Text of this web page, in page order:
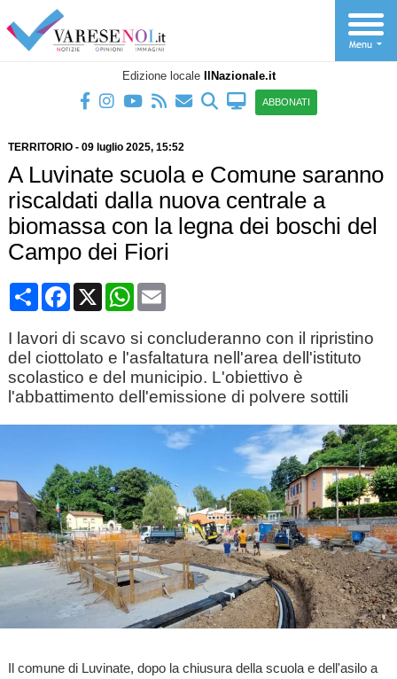
Edizione locale IlNazionale.it
ABBONATI
TERRITORIO- 09 luglio 2025, 15:52
A Luvinate scuola e Comune saranno
riscaldati dalla nuova centrale a
biomassa con la legna dei boschi del
Campo dei Fiori
CondividiFacebook
X WhatsApp
Email
I lavori di scavo si concluderanno con il ripristino
del ciottolato e l'asfaltatura nell'area dell'istituto
scolastico e del municipio. L'obiettivo è
l'abbattimento dell'emissione di polvere sottili
Il comune di Luvinate, dopo la chiusura della scuola e dell'asilo a